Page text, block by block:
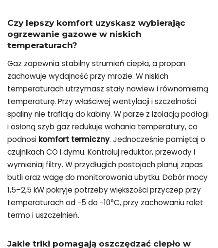
Czy lepszy komfort uzyskasz wybierając
ogrzewanie gazowe w niskich
temperaturach?
Gaz zapewnia stabilny strumień ciepła, a propan
zachowuje wydajność przy mrozie. W niskich
temperaturach utrzymasz stały nawiew i równomierną
temperaturę. Przy właściwej wentylacji i szczelności
spaliny nie trafiają do kabiny. W parze z izolacją podłogi
i osłoną szyb gaz redukuje wahania temperatury, co
podnosi komfort termiczny. Jednocześnie pamiętaj o
czujnikach CO i dymu. Kontroluj reduktor, przewody i
wymieniaj filtry. W przydługich postojach planuj zapas
butli oraz wagę do monitorowania ubytku. Dobór mocy
1,5–2,5 kW pokryje potrzeby większości przyczep przy
temperaturach od -5 do -10°C, przy zachowaniu rolet
termo i uszczelnień.
Jakie triki pomagają oszczędzać ciepło w